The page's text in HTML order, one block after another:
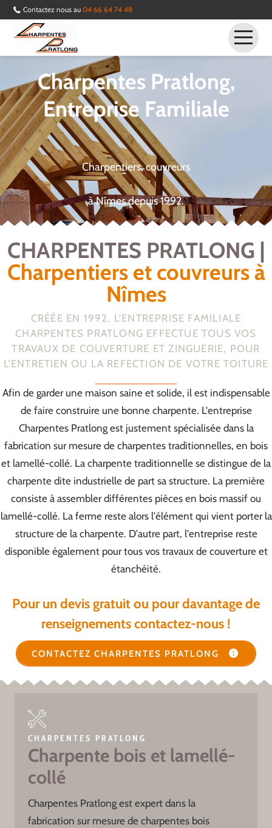
Contactez nous au 04 66 64 74 48
Couverture
Zinguerie
Charpente
Contact
Charpentes Pratlong,
Entreprise Familiale
Charpentiers, couvreurs
à Nîmes depuis 1992.
CHARPENTES PRATLONG |
Charpentiers et couvreurs à
Nîmes
CRÉÉE EN 1992, L'ENTREPRISE FAMILIALE
CHARPENTES PRATLONG EFFECTUE TOUS VOS
TRAVAUX DE COUVERTURE ET ZINGUERIE, POUR
L'ENTRETIEN OU LA REFECTION DE VOTRE TOITURE
Afin de garder une maison saine et solide, il est indispensable
de faire construire une bonne charpente. L'entreprise
Charpentes Pratlong est justement spécialisée dans la
fabrication sur mesure de charpentes traditionnelles, en bois
et lamellé-collé. La charpente traditionnelle se distingue de la
charpente dite industrielle de part sa structure. La première
consiste à assembler différentes pièces en bois massif ou
lamellé-collé. La ferme reste alors l'élément qui vient porter la
structure de la charpente. D'autre part, l'entreprise reste
disponible également pour tous vos travaux de couverture et
étanchéité.
Pour un devis gratuit ou pour davantage de
renseignements contactez-nous !
CONTACTEZ CHARPENTES PRATLONG
CHARPENTES PRATLONG
Charpente bois et lamellé-
collé
Charpentes Pratlong est expert dans la
fabrication sur mesure de charpentes bois